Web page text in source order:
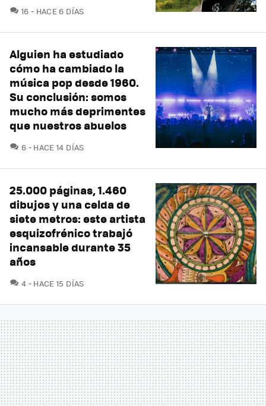
16 COMENTARIOS
HACE 6 DÍAS
Alguien ha estudiado
cómo ha cambiado la
música pop desde 1960.
Su conclusión: somos
mucho más deprimentes
que nuestros abuelos
6 COMENTARIOS
HACE 14 DÍAS
25.000 páginas, 1.460
dibujos y una celda de
siete metros: este artista
esquizofrénico trabajó
incansable durante 35
años
4 COMENTARIOS
HACE 15 DÍAS